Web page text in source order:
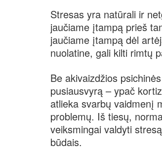
Stresas yra natūrali ir
jaučiame įtampą prieš
jaučiame įtampą dėl
nuolatine, gali kilti rimtų
Be akivaizdžios
pusiausvyrą – ypač
atlieka svarbų vaidmenį
problemų. Iš tiesų,
veiksmingai valdyti
būdais.